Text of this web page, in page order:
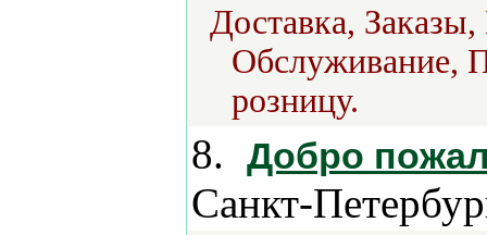
Доставка,
Обслуживание,
розницу.
8. Добро
Санкт-